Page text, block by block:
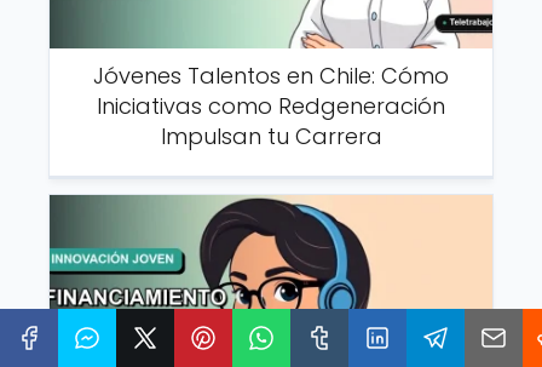
Jóvenes Talentos en Chile: Cómo
Iniciativas como Redgeneración
Impulsan tu Carrera